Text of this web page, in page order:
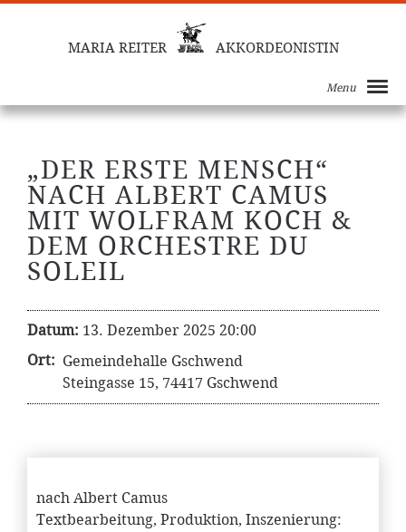
MARIA REITER AKKORDEONISTIN
Menu
„DER ERSTE MENSCH“
NACH ALBERT CAMUS
MIT WOLFRAM KOCH &
DEM ORCHESTRE DU
SOLEIL
Datum: 13. Dezember 2025 20:00
Ort: Gemeindehalle Gschwend
Steingasse 15, 74417 Gschwend
nach Albert Camus
Textbearbeitung, Produktion, Inszenierung: